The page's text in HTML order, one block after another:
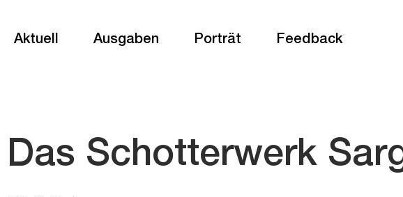
Aktuell Ausgaben Porträt Feedback
Das Schotterwerk